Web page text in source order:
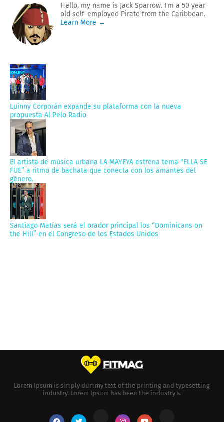
Hello, my name is Jack Sparrow. I'm a 50 year
old self-employed Pirate from the Caribbean.
Learn More →
Luinny Corporán expande su plataforma con la nueva
propuesta Al Pelo Radio
El artista de música urbana LA MAYEYA estrena tema “ELLA SE
FUE” a ritmo de bachata que conecta con los amantes del
género.
Santiago Matías será el orador principal los “Dominicans on
the Hill” en el Congreso de los Estados Unidos
Lorem Ipsum is simply dummy text of the printing and typesetting
industry. Lorem Ipsum has been the industry's.